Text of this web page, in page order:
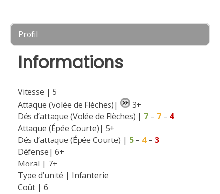
Profil
Informations
Vitesse | 5
Attaque (Volée de Flèches)|
3+
Dés d’attaque (Volée de Flèches) | 7 – 7 – 4
Attaque (Épée Courte)| 5+
Dés d’attaque (Épée Courte) | 5 – 4– 3
Défense| 6+
Moral | 7+
Type d’unité | Infanterie
Coût | 6